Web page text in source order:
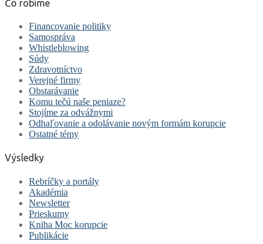
Čo robíme
Financovanie politiky
Samospráva
Whistleblowing
Súdy
Zdravotníctvo
Verejné firmy
Obstarávanie
Komu tečú naše peniaze?
Stojíme za odvážnymi
Odhaľovanie a odolávanie novým formám korupcie
Ostatné témy
Výsledky
Rebríčky a portály
Akadémia
Newsletter
Prieskumy
Kniha Moc korupcie
Publikácie